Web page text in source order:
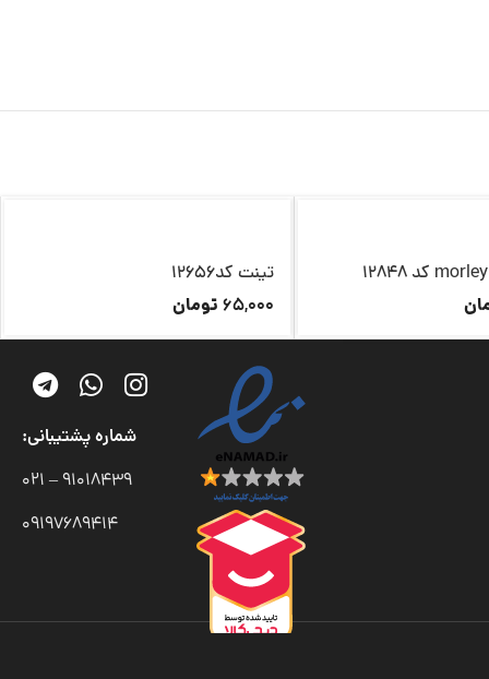
تینت کد12656
65,000 تومان
شماره پشتیبانی:
91018439 – 021
09197689414